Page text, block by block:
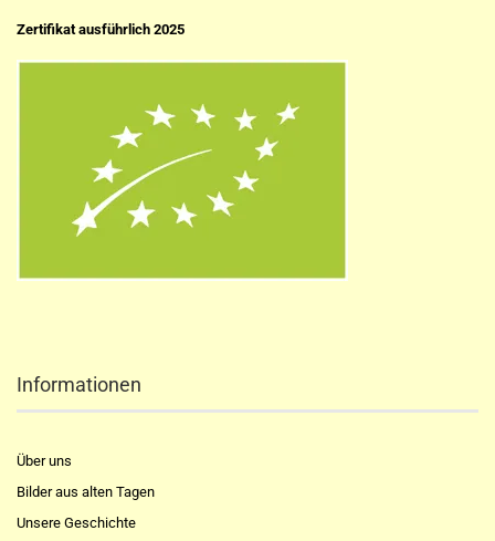
Zertifikat ausführlich 2025
Informationen
Über uns
Bilder aus alten Tagen
Unsere Geschichte